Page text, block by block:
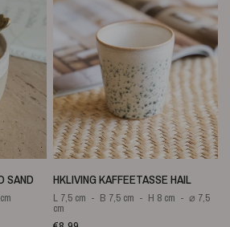
SAND SCHNELLANSICHT
HKLIVING KAFFEETASSE HAIL
L 7,5 cm B 7,5 cm H 8 cm ⌀ 7,5
cm